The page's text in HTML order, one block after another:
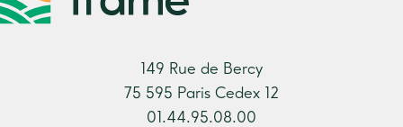
149 Rue de Bercy
75 595 Paris Cedex 12
01.44.95.08.00